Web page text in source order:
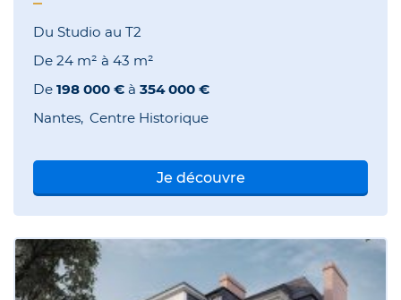
Du Studio au T2
De 24 m² à 43 m²
De 198 000 € à 354 000 €
Nantes Centre Historique
Je découvre